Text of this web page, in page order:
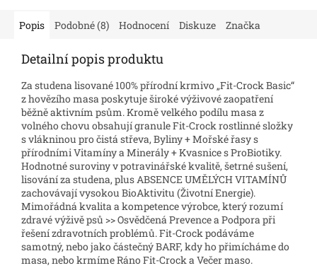
Popis Podobné (8) Hodnocení Diskuze Značka
Detailní popis produktu
Za studena lisované 100% přírodní krmivo „Fit-Crock Basic“
z hovězího masa poskytuje široké výživové zaopatření
běžně aktivním psům. Kromě velkého podílu masa z
volného chovu obsahují granule Fit-Crock rostlinné složky
s vlákninou pro čistá střeva, Byliny + Mořské řasy s
přírodními Vitamíny a Minerály + Kvasnice s ProBiotiky.
Hodnotné suroviny v potravinářské kvalitě, šetrné sušení,
lisování za studena, plus ABSENCE UMĚLÝCH VITAMÍNŮ
zachovávají vysokou BioAktivitu (Životní Energie).
Mimořádná kvalita a kompetence výrobce, který rozumí
zdravé výživě psů >> Osvědčená Prevence a Podpora při
řešení zdravotních problémů. Fit-Crock podáváme
samotný, nebo jako částečný BARF, kdy ho přimícháme do
masa, nebo krmíme Ráno Fit-Crock a Večer maso.